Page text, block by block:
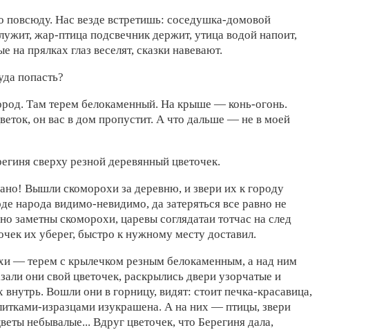
повсюду. Нас везде встретишь: соседушка-домовой
жар-птица подсвечник держит, утица водой напоит,
на прялках глаз веселят, сказки навевают.
попасть?
Там терем белокаменный. На крыше — конь-огонь.
он вас в дом пропустит. А что дальше — не в моей
сверху резной деревянный цветочек.
Вышли скоморохи за деревню, и звери их кгороду
народа видимо-невидимо, да затеряться все равно не
заметны скоморохи, царевы соглядатаи тотчас на след
их уберег, быстро кнужному месту доставил.
— терем с крылечком резным белокаменным, а над ним
они свой цветочек, раскрылись двери узорчатые и
внутрь. Вошли они в горницу, видят: стоит печка-красавица,
изразцами изукрашена. А на них — птицы, звери
небывалые... Вдруг цветочек, что Берегиня дала,